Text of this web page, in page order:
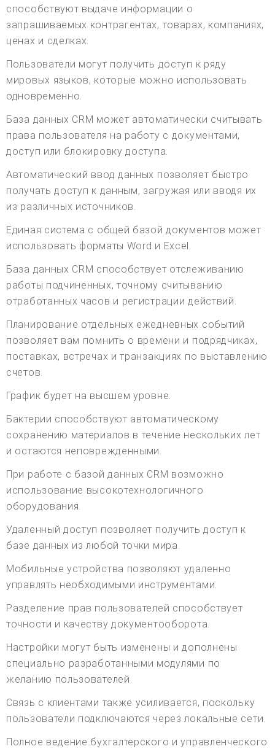
способствуют выдаче информации о
запрашиваемых контрагентах, товарах, компаниях,
ценах и сделках.
Пользователи могут получить доступ к ряду
мировых языков, которые можно использовать
одновременно.
База данных CRM может автоматически считывать
права пользователя на работу с документами,
доступ или блокировку доступа.
Автоматический ввод данных позволяет быстро
получать доступ к данным, загружая или вводя их
из различных источников.
Единая система с общей базой документов может
использовать форматы Word и Excel.
База данных CRM способствует отслеживанию
работы подчиненных, точному считыванию
отработанных часов и регистрации действий.
Планирование отдельных ежедневных событий
позволяет вам помнить о времени и подрядчиках,
поставках, встречах и транзакциях по выставлению
счетов.
График будет на высшем уровне.
Бактерии способствуют автоматическому
сохранению материалов в течение нескольких лет
и остаются неповрежденными.
При работе с базой данных CRM возможно
использование высокотехнологичного
оборудования.
Удаленный доступ позволяет получить доступ к
базе данных из любой точки мира.
Мобильные устройства позволяют удаленно
управлять необходимыми инструментами.
Разделение прав пользователей способствует
точности и качеству документооборота.
Настройки могут быть изменены и дополнены
специально разработанными модулями по
желанию пользователей.
Связь с клиентами также усиливается, поскольку
пользователи подключаются через локальные сети.
Полное ведение бухгалтерского и управленческого